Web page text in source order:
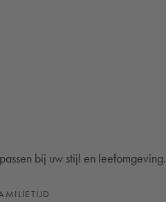
bij uw stijl en leefomgeving.